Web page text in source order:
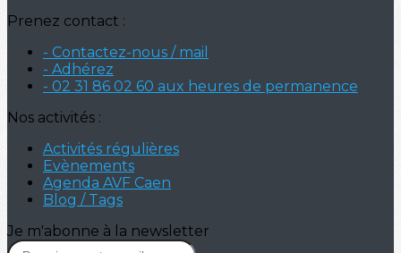
Prenez contact :
- Contactez-nous / mail
- Adhérez
- 02 31 86 02 60 aux heures de permanence
Nos activités :
Activités régulières
Evènements
Agenda AVF Caen
Blog / Tags
Je m'abonne à la newsletter